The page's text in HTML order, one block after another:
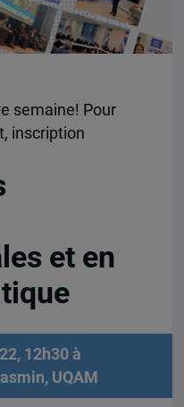
semaine! Pour
inscription
et en
12h30 à
UQAM